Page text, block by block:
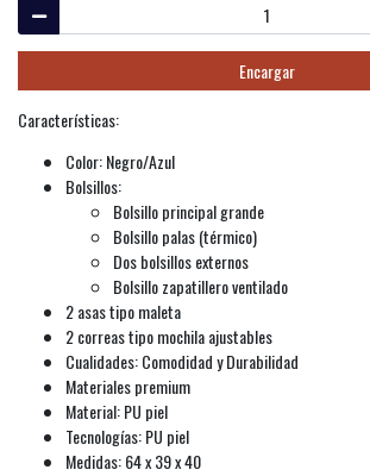
Encargar
Características:
Color: Negro/Azul
Bolsillos:
Bolsillo principal grande
Bolsillo palas (térmico)
Dos bolsillos externos
Bolsillo zapatillero ventilado
2 asas tipo maleta
2 correas tipo mochila ajustables
Cualidades: Comodidad y Durabilidad
Materiales premium
Material: PU piel
Tecnologías: PU piel
Medidas: 64 x 39 x 40